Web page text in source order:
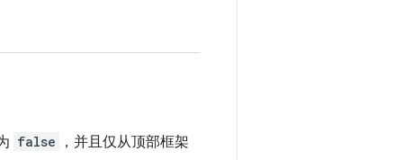
false
，并且仅从顶部框架